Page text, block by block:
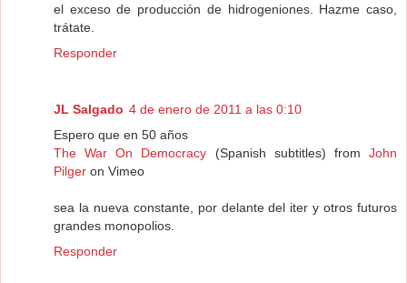
el exceso de producción de hidrogeniones. Hazme caso,
trátate.
Responder
JL Salgado 4 de enero de 2011 a las 0:10
Espero que en 50 años
The War On Democracy (Spanish subtitles) fromJohn
Pilger on Vimeo
sea la nueva constante, por delante del iter y otros futuros
grandes monopolios.
Responder